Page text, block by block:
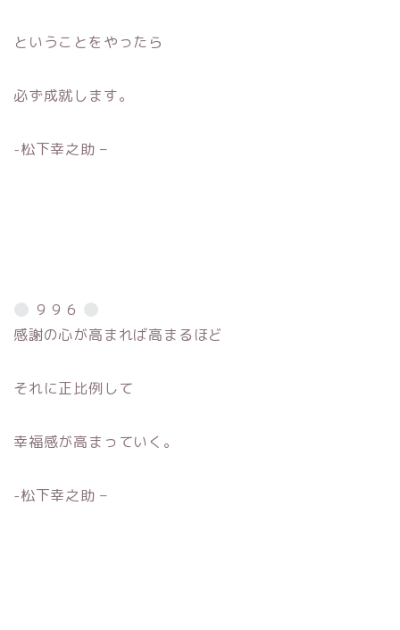
ということをやったら
必ず成就します。
-松下幸之助 –
９９６
感謝の心が高まれば高まるほど
それに正比例して
幸福感が高まっていく。
-松下幸之助 –